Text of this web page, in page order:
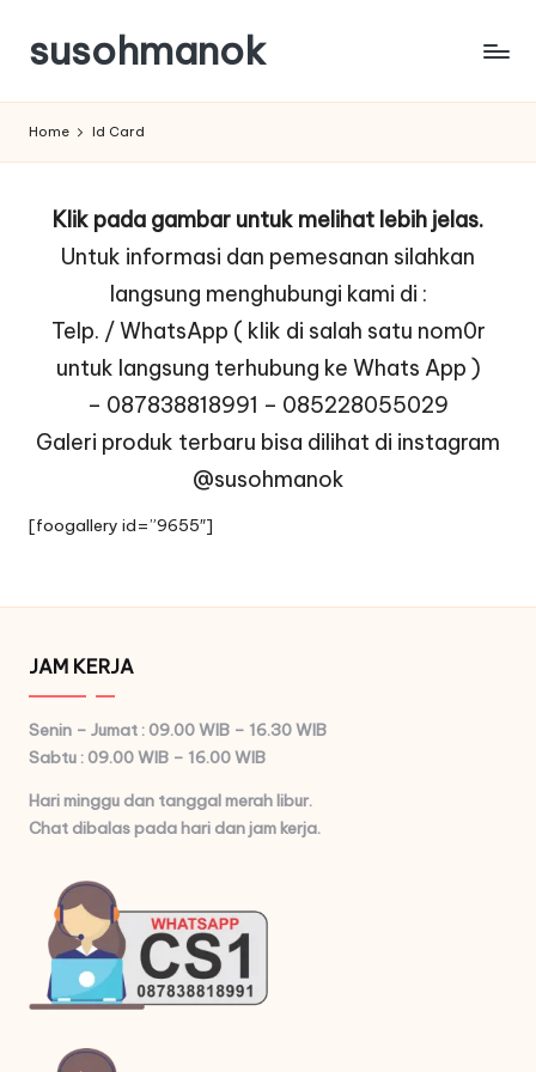
Skip
content
susohmanok
Home Id Card
Klik pada gambar untuk melihat lebih jelas.
Untuk informasi dan pemesanan silahkan
langsung menghubungi kami di :
Telp. / WhatsApp ( klik di salah satu nom0r
untuk langsung terhubung ke Whats App )
– 087838818991 – 085228055029
Galeri produk terbaru bisa dilihat di instagram
@susohmanok
[foogallery id=”9655″]
JAM KERJA
Senin – Jumat : 09.00 WIB – 16.30 WIB
Sabtu : 09.00 WIB – 16.00 WIB
Hari minggu dan tanggal merah libur.
Chat dibalas pada hari dan jam kerja.